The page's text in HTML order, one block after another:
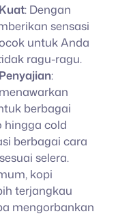
: Dengan
sensasi
untuk Anda
ragu-ragu.
:
berbagai
hingga cold
berbagai cara
selera.
kopi
terjangkau
mengorbankan